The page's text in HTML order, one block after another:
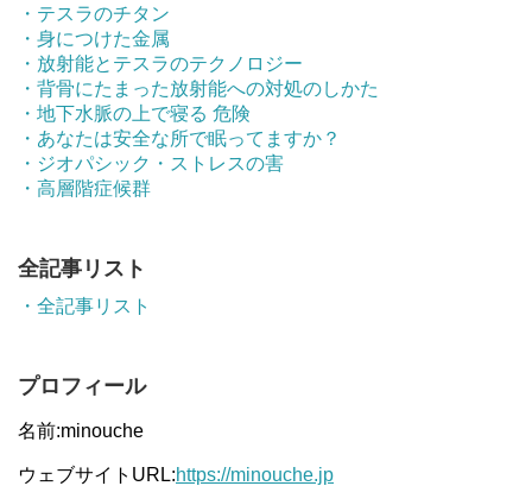
・テスラのチタン
・身につけた金属
・放射能とテスラのテクノロジー
・背骨にたまった放射能への対処のしかた
・地下水脈の上で寝る 危険
・あなたは安全な所で眠ってますか？
・ジオパシック・ストレスの害
・高層階症候群
全記事リスト
・全記事リスト
プロフィール
名前:minouche
ウェブサイトURL:https://minouche.jp